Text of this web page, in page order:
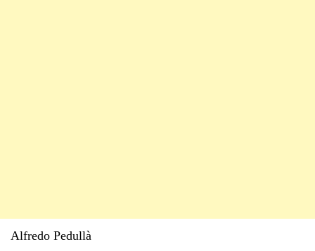
Alfredo Pedullà